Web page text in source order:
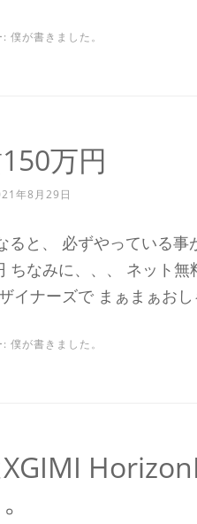
: 僕が書きました。
万円
年8月29日
ると、 必ずやっている
ちなみに、、、 ネット
イナーズで まぁまぁお
: 僕が書きました。